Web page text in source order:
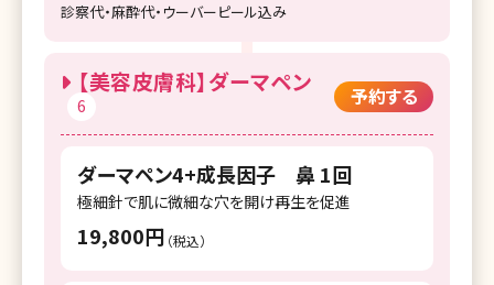
湘南美容クリニック 大阪梅田本院
湘南美容クリニック 大阪駅前院（女性専
用）
湘南美容クリニック 大阪心斎橋院
診察代・麻酔代・ウーバーピール込み
【美容皮膚科】ダーマペン
6 予約する
ダーマペン4+成長因子 鼻 1回
極細針で肌に微細な穴を開け再生を促進
19,800円 （税込）